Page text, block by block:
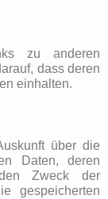
zu anderen
dass deren
einhalten.
über die
Daten, deren
Zweck der
gespeicherten